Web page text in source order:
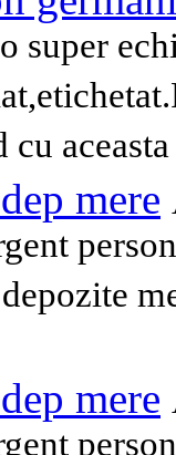
super
cu
mere
mere